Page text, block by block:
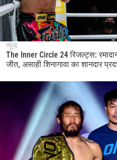
न्यूज़
The Inner Circle 24 रिजल्ट्स:
जीत, असाही शिनागावा का शानदार